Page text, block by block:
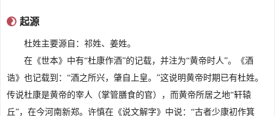
起源
杜姓主要源自：祁姓、姜姓。
在《世本》中有“杜康作酒”的记载，并注为“黄帝时人”。《酒
诰》也记载到：“酒之所兴，肇自上皇。”这说明黄帝时期已有杜姓。
传说杜康是黄帝的宰人（掌管膳食的官），而黄帝所居之地“轩辕
丘”，在今河南新郑。许慎在《说文解字》中说：“古者少康初作箕